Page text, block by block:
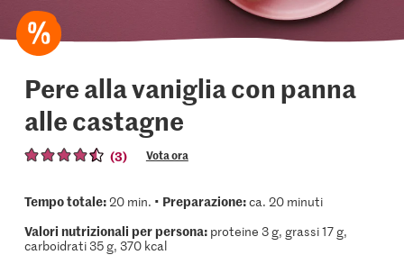
Pere alla vaniglia con panna
alle castagne
(3) Vota ora
Tempo totale:20 min. • Preparazione:ca. 20 minuti
Valori nutrizionali per persona:proteine 3 g, grassi 17 g,
carboidrati 35 g, 370 kcal